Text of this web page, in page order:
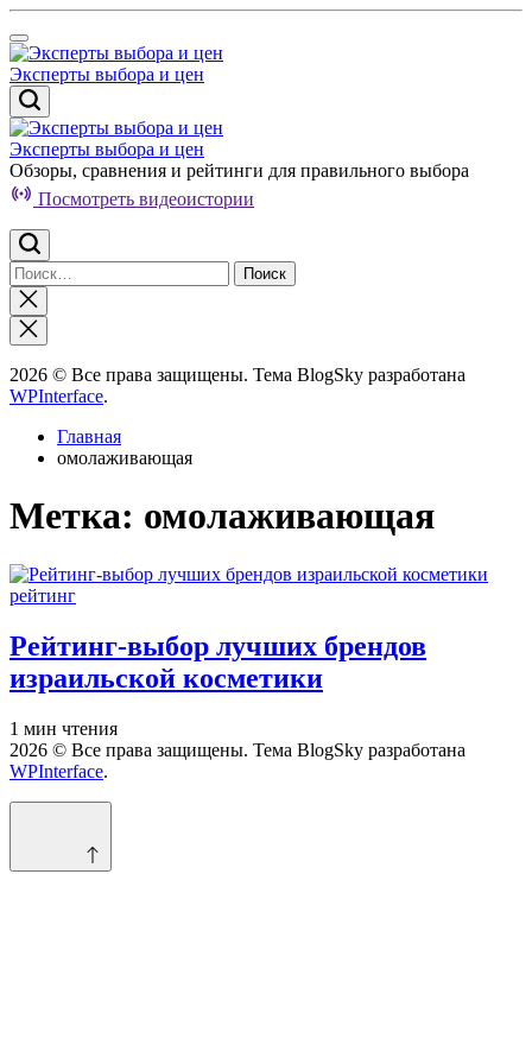
Перейти
к
содержимому
Эксперты выбора и цен
Эксперты выбора и цен
Обзоры, сравнения и рейтинги для правильного выбора
Посмотреть видеоистории
Найти:
Закрыть
поиск
2026 © Все права защищены. Тема BlogSky разработана
WPInterface.
Главная
омолаживающая
Метка: омолаживающая
Опубликовано
рейтинг
Рейтинг-выбор лучших брендов
израильской косметики
Расчётное
время
чтения
1 мин чтения
2026 © Все права защищены. Тема BlogSky разработана
WPInterface.